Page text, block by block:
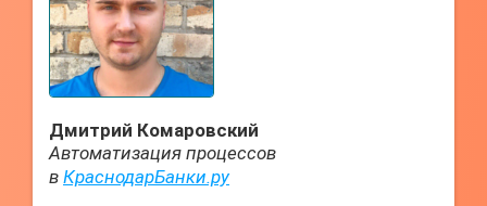
Дмитрий Комаровский
Автоматизация процессов
в КраснодарБанки.ру